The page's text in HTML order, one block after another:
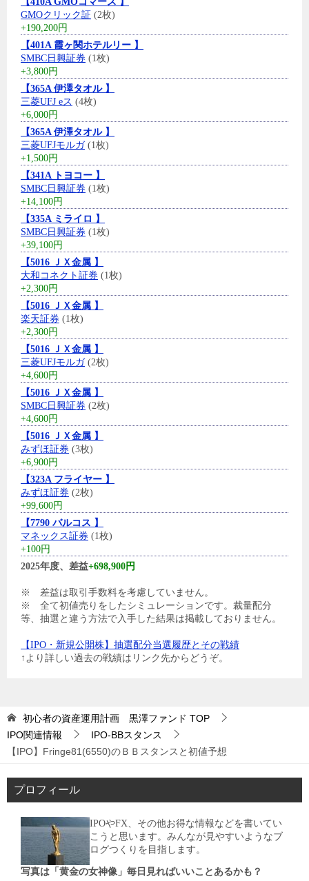
GMOクリック証 (2枚)
+190,200円
【401A 霞ヶ関ホテルリー 】
SMBC日興証券 (1枚)
+3,800円
【365A 伊澤タオル 】
三菱UFJ eス (4枚)
+6,000円
【365A 伊澤タオル 】
三菱UFJモルガ(1枚)
+1,500円
【341A トヨコー 】
SMBC日興証券 (1枚)
+14,100円
【335A ミライロ 】
SMBC日興証券 (1枚)
+39,100円
【5016 ＪＸ金属 】
大和コネクト証券 (1枚)
+2,300円
【5016 ＪＸ金属 】
楽天証券 (1枚)
+2,300円
【5016 ＪＸ金属 】
三菱UFJモルガ(2枚)
+4,600円
【5016 ＪＸ金属 】
SMBC日興証券 (2枚)
+4,600円
【5016 ＪＸ金属 】
みずほ証券 (3枚)
+6,900円
【323A フライヤー 】
みずほ証券 (2枚)
+99,600円
【7790 バルコス 】
マネックス証券 (1枚)
+100円
2025年度、差益+698,900円
※ 差益は取引手数料を考慮していません。
※ 全て初値売りをしたシミュレーションです。裁量配分
等、抽選と違う方法で入手した結果は掲載しておりません。
【IPO・新規公開株】抽選配分当選履歴とその戦績
↑より詳しい過去の戦績はリンク先からどうぞ。
初心者の資産運用計画 黒澤ファンド TOP
IPO関連情報
IPO-BBスタンス
【IPO】Fringe81(6550)のＢＢスタンスと初値予想
プロフィール
IPOやFX、その他お得な情報などを書いてい
こうと思います。みんなが見やすいようなブ
ログつくりを目指します。
写真は「黄金の女神像」毎日見ればいいことあるかも？